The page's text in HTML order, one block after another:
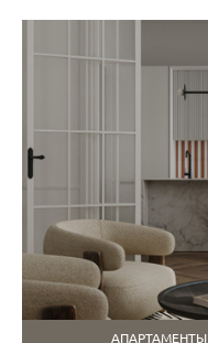
АПАРТАМЕНТЫ